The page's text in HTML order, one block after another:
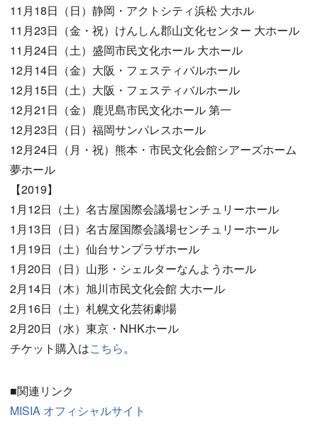
11月18日（日）静岡・アクトシティ浜松 大ホル
11月23日（金・祝）けんしん郡山文化センター 大ホール
11月24日（土）盛岡市民文化ホール 大ホール
12月14日（金）大阪・フェスティバルホール
12月15日（土）大阪・フェスティバルホール
12月21日（金）鹿児島市民文化ホール 第一
12月23日（日）福岡サンパレスホール
12月24日（月・祝）熊本・市民文化会館シアーズホーム
夢ホール
【2019】
1月12日（土）名古屋国際会議場センチュリーホール
1月13日（日）名古屋国際会議場センチュリーホール
1月19日（土）仙台サンプラザホール
1月20日（日）山形・シェルターなんようホール
2月14日（木）旭川市民文化会館 大ホール
2月16日（土）札幌文化芸術劇場
2月20日（水）東京・NHKホール
チケット購入はこちら。
■関連リンク
MISIA オフィシャルサイト